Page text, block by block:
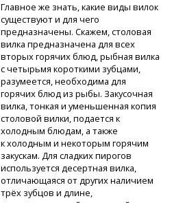
Главное же знать, какие виды вилок
существуют и для чего
предназначены. Скажем, столовая
вилка предназначена для всех
вторых горячих блюд, рыбная вилка
с четырьмя короткими зубцами,
разумеется, необходима для
горячих блюд из рыбы. Закусочная
вилка, тонкая и уменьшенная копия
столовой вилки, подается к
холодным блюдам, а также
к холодным и некоторым горячим
закускам. Для сладких пирогов
используется десертная вилка,
отличающаяся от других наличием
трёх зубцов и длине,